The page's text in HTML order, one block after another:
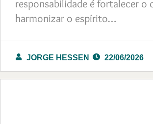
responsabilidade é fortalecer o
harmonizar o espírito…
JORGE HESSEN 22/06/2026